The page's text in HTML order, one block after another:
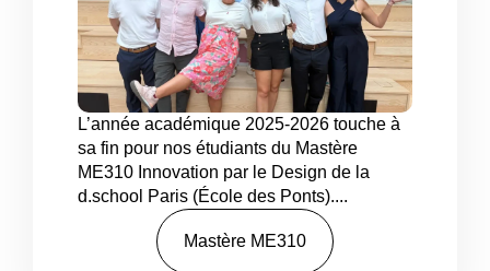
L’année académique 2025-2026 touche à
sa fin pour nos étudiants du Mastère
ME310 Innovation par le Design de la
d.school Paris (École des Ponts)....
Mastère ME310